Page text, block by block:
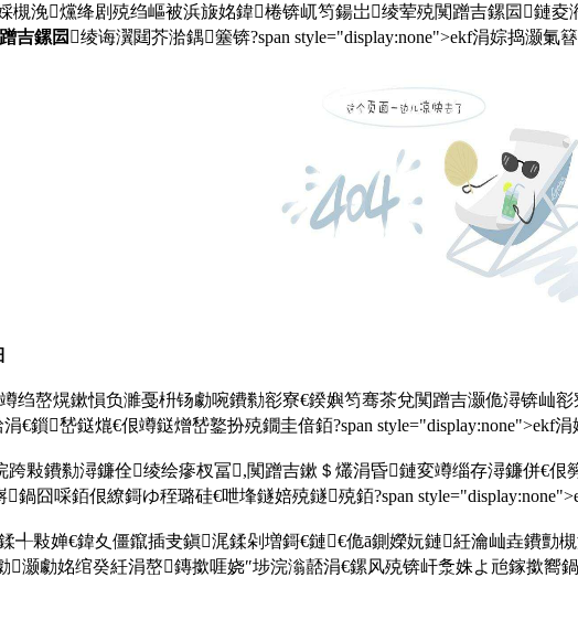
槻浼爣绛剧殑绉嶇被浜旇姳鍏棬锛屼笉鍚岀绫荤殑闃蹭吉鏍囩鏈夌
吉鏍囩绫诲瀷閮芥湁鍝簺锛?span style="display:none">ekf涓婃捣灏氭
绉嶅熀鏉愪负濉戞枡钖勮啘鐨勬彮寮€鍨嬩笉骞茶兌闃蹭吉灏佹潯锛屾
€鎻嵆鎹熴€佷竴鎹熷嵆鐜扮殑鐗圭偣銆?span style="display:none">ekf
跨敤鐨勬潯鐮佺绫绘瘮杈冨,闃蹭吉鏉＄爜涓昏鏈変竴缁存潯鐮併€
鍋囧啋銆佷繚鎶ゆ秷璐硅€呭埄鐩婄殑鐩殑銆?span
╃敤婵€鍏夊僵鑹插叏鎭浘鍒剁増鎶€鏈€佹ā鍘嬫妧鏈紝瀹屾垚鐨勯
灏勮姳绾癸紝涓嶅鏄撳啀娆″埗浣滃嚭涓€鏍风殑锛屽洜姝よ兘鎵撳嚮